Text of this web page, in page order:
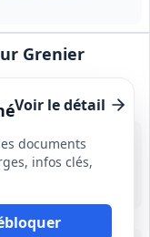
documents
infos clés,
Grenier
Voir le détail
2026